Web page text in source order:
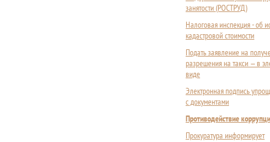
занятости (РОСТРУД)
Налоговая инспекция - об
кадастровой стоимости
Подать заявление на
разрешения на такси — в
виде
Электронная подпись
с документами
Противодействие
Прокуратура информирует